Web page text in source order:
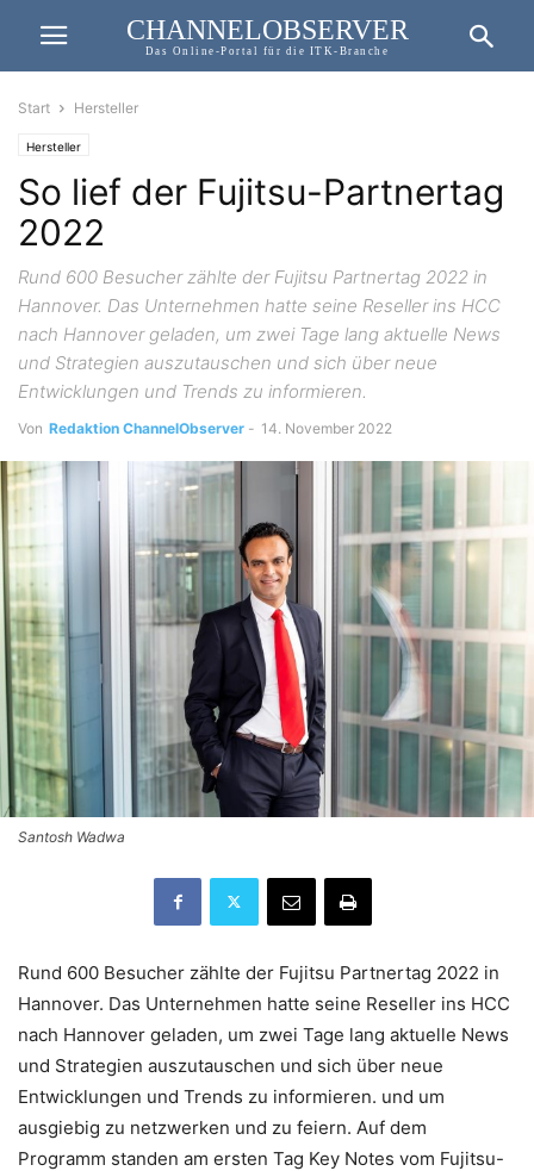
CHANNELOBSERVER
Das Online-Portal für die ITK-Branche
Start Hersteller
Hersteller
So lief der Fujitsu-Partnertag
2022
Rund 600 Besucher zählte der Fujitsu Partnertag 2022 in
Hannover. Das Unternehmen hatte seine Reseller ins HCC
nach Hannover geladen, um zwei Tage lang aktuelle News
und Strategien auszutauschen und sich über neue
Entwicklungen und Trends zu informieren.
Von Redaktion ChannelObserver - 14. November 2022
Santosh Wadwa
Rund 600 Besucher zählte der Fujitsu Partnertag 2022 in
Hannover. Das Unternehmen hatte seine Reseller ins HCC
nach Hannover geladen, um zwei Tage lang aktuelle News
und Strategien auszutauschen und sich über neue
Entwicklungen und Trends zu informieren. und um
ausgiebig zu netzwerken und zu feiern. Auf dem
Programm standen am ersten Tag Key Notes vom Fujitsu-